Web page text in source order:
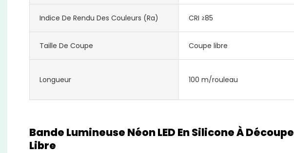
Indice De Rendu Des Couleurs (Ra) CRI ≥85
Taille De Coupe Coupe libre
Longueur 100 m/rouleau
Bande Lumineuse Néon LED En Silicone À Découpe
Libre